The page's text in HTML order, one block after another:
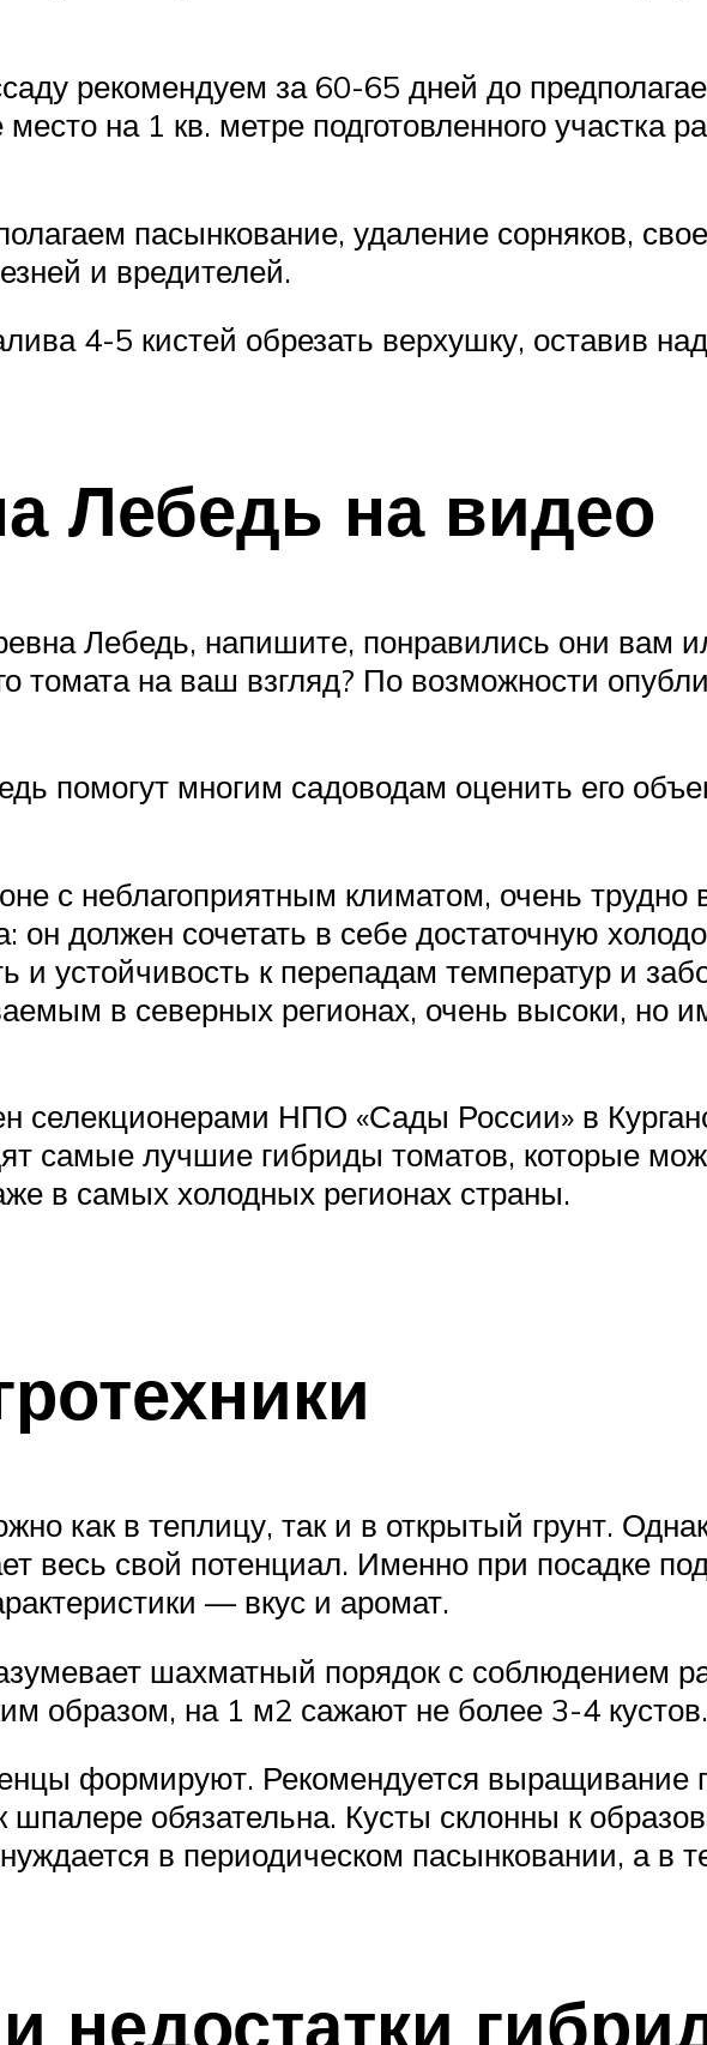
рекомендуем за 60-65 дней до
на 1 кв. метре подготовленного участка
пасынкование, удаление сорняков,
и вредителей.
4-5 кистей обрезать верхушку, оставив
Лебедь на видео
Лебедь, напишите, понравились они вам
томата на ваш взгляд? По возможности
помогут многим садоводам оценить его
с неблагоприятным климатом, очень
он должен сочетать в себе достаточную
и устойчивость к перепадам температур и
в северных регионах, очень высоки, но
НПО «Сады России» в
самые лучшие гибриды томатов, которые
в самых холодных регионах страны.
как в теплицу, так и в открытый грунт.
весь свой потенциал. Именно при посадке
— вкус и аромат.
шахматный порядок с соблюдением
образом, на 1 м2 сажают не более 3-4 кустов.
формируют. Рекомендуется выращивание
обязательна. Кусты склонны к
в периодическом пасынковании, а в
недостатки